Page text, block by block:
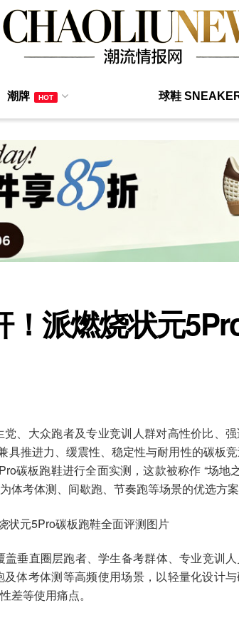
潮牌 HOT 球鞋
！派燃烧状元
、大众跑者及专业竞训人群对高性价比、
推进力、缓震性、稳定性与耐用性的碳板竞
碳板跑鞋进行全面实测，这款被称作 “场地
考体测、间歇跑、节奏跑等场景的优选方案
垂直圈层跑者、学生备考群体、专业竞训
体考体测等高频使用场景，以轻量化设计
差等使用痛点。